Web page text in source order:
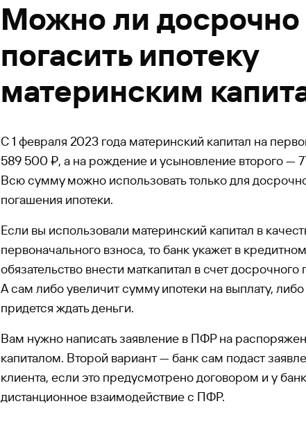
Можно ли досрочно
погасить ипотеку
материнским
С 1 февраля 2023 года материнский капитал на
589 500 ₽, а на рождение и усыновление второго —
Всю сумму можно использовать только для
погашения ипотеки.
Если вы использовали материнский капитал в
первоначального взноса, то банк укажет в
обязательство внести маткапитал в счет досрочного
А сам либо увеличит сумму ипотеки на выплату,
придется ждать деньги.
Вам нужно написать заявление в ПФР на
капиталом. Второй вариант — банк сам подаст
клиента, если это предусмотрено договором и у
дистанционное взаимодействие с ПФР.